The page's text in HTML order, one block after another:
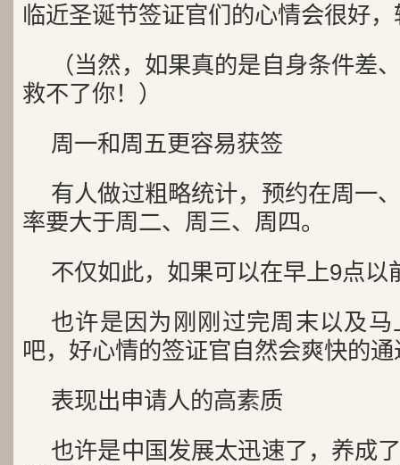
临近圣诞节签证官们的心情会很好
（当然，如果真的是自身条件差
救不了你！）
周一和周五更容易获签
有人做过粗略统计，预约在周一
率要大于周二、周三、周四。
不仅如此，如果可以在早上9点以
也许是因为刚刚过完周末以及
吧，好心情的签证官自然会爽快的
表现出申请人的高素质
也许是中国发展太迅速了，养成